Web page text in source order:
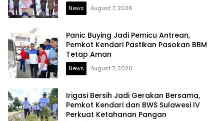
News August 7, 2026
Panic Buying Jadi Pemicu Antrean,
Pemkot Kendari Pastikan Pasokan BBM
Tetap Aman
News August 7, 2026
Irigasi Bersih Jadi Gerakan Bersama,
Pemkot Kendari dan BWS Sulawesi IV
Perkuat Ketahanan Pangan